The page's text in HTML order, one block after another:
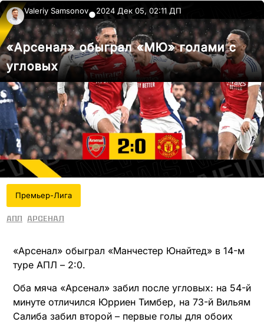
Valeriy Samsonov●2024 Дек 05, 02:11 ДП
«Арсенал» обыграл «МЮ» голами с
угловых
Премьер-Лига
АПЛ Арсенал
«Арсенал» обыграл «Манчестер Юнайтед» в 14-м
туре АПЛ – 2:0.
Оба мяча «Арсенал» забил после угловых: на 54-й
минуте отличился Юрриен Тимбер, на 73-й Вильям
Салиба забил второй – первые голы для обоих